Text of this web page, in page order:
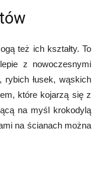
też ich kształty. To
z nowoczesnymi
rybich łusek, wąskich
które kojarzą się z
na myśl krokodylą
na ścianach można